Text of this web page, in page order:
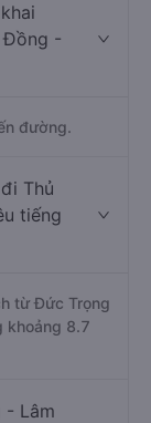
Đồng -
đường.
Thủ
tiếng
từ Đức Trọng
khoảng 8.7
- Lâm